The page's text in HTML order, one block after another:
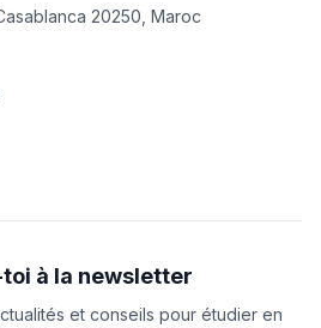
20250, Maroc
à la newsletter
et conseils pour étudier en